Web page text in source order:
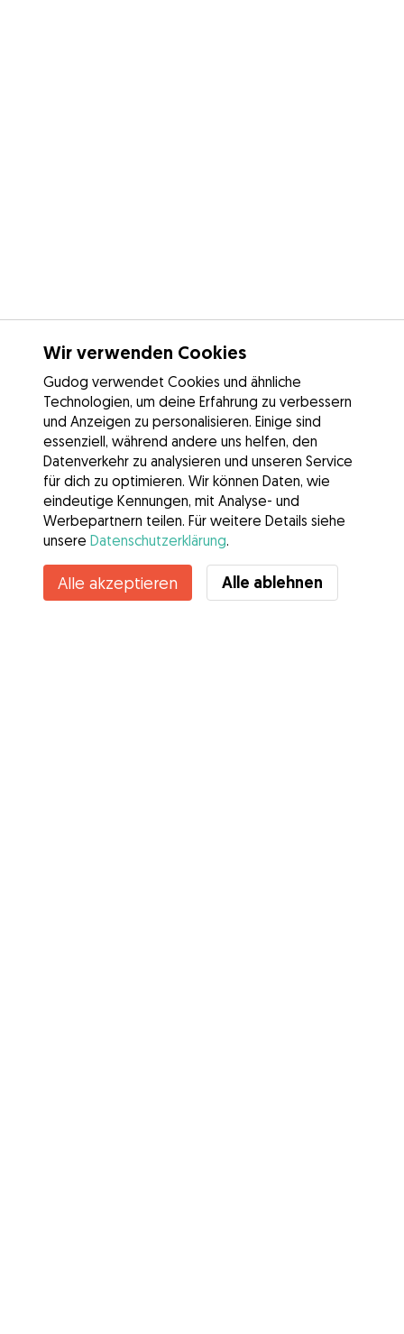
Kontakt
Kennst du die Vorteile von Gudog? Mehr sehen
Wir verwenden Cookies
Gudog verwendet Cookies und ähnliche
Technologien, um deine Erfahrung zu verbessern
und Anzeigen zu personalisieren. Einige sind
essenziell, während andere uns helfen, den
Datenverkehr zu analysieren und unseren Service
für dich zu optimieren. Wir können Daten, wie
eindeutige Kennungen, mit Analyse- und
Werbepartnern teilen. Für weitere Details siehe
unsere Datenschutzerklärung.
Alle akzeptieren Alle ablehnen